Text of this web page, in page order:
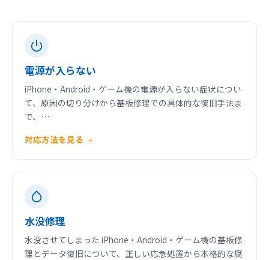
電源が入らない
iPhone・Android・ゲーム機の電源が入らない症状につい
て、原因の切り分けから基板修理での具体的な復旧手法ま
で、…
対応方法を見る
水没修理
水没させてしまった iPhone・Android・ゲーム機の基板修
理とデータ復旧について、正しい応急処置から本格的な腐